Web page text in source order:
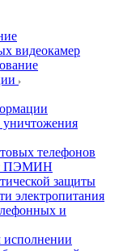
видеокамер
уничтожения
телефонов
ПЭМИН
защиты
электропитания
и